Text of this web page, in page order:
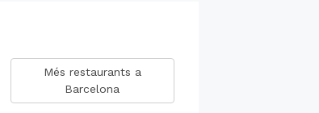
Més restaurants a
Barcelona